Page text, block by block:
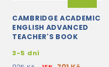
CAMBRIDGE ACADEMIC
ENGLISH ADVANCED
TEACHER'S BOOK
3-5 dní